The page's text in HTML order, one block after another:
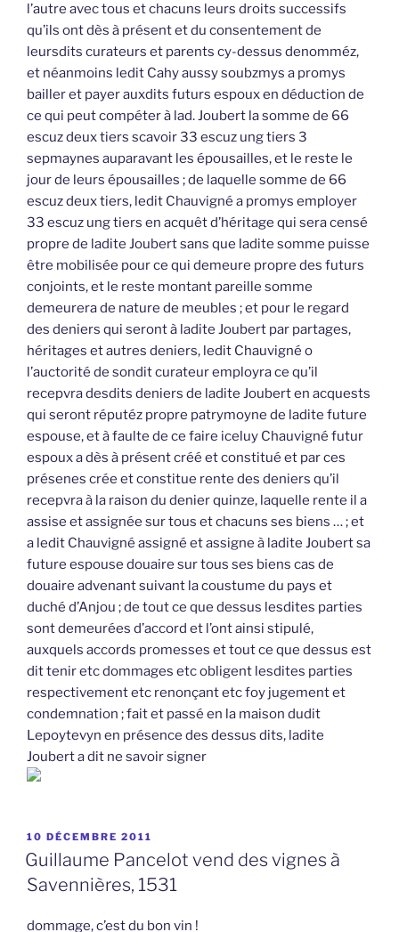
l’autre avec tous et chacuns leurs droits successifs
qu’ils ont dès à présent et du consentement de
leursdits curateurs et parents cy-dessus denomméz,
et néanmoins ledit Cahy aussy soubzmys a promys
bailler et payer auxdits futurs espoux en déduction de
ce qui peut compéter à lad. Joubert la somme de 66
escuz deux tiers scavoir 33 escuz ung tiers 3
sepmaynes auparavant les épousailles, et le reste le
jour de leurs épousailles ; de laquelle somme de 66
escuz deux tiers, ledit Chauvigné a promys employer
33 escuz ung tiers en acquêt d’héritage qui sera censé
propre de ladite Joubert sans que ladite somme puisse
être mobilisée pour ce qui demeure propre des futurs
conjoints, et le reste montant pareille somme
demeurera de nature de meubles ; et pour le regard
des deniers qui seront à ladite Joubert par partages,
héritages et autres deniers, ledit Chauvigné o
l’auctorité de sondit curateur employra ce qu’il
recepvra desdits deniers de ladite Joubert en acquests
qui seront réputéz propre patrymoyne de ladite future
espouse, et à faulte de ce faire iceluy Chauvigné futur
espoux a dès à présent créé et constitué et par ces
présenes crée et constitue rente des deniers qu’il
recepvra à la raison du denier quinze, laquelle rente il a
assise et assignée sur tous et chacuns ses biens … ; et
a ledit Chauvigné assigné et assigne à ladite Joubert sa
future espouse douaire sur tous ses biens cas de
douaire advenant suivant la coustume du pays et
duché d’Anjou ; de tout ce que dessus lesdites parties
sont demeurées d’accord et l’ont ainsi stipulé,
auxquels accords promesses et tout ce que dessus est
dit tenir etc dommages etc obligent lesdites parties
respectivement etc renonçant etc foy jugement et
condemnation ; fait et passé en la maison dudit
Lepoytevyn en présence des dessus dits, ladite
Joubert a dit ne savoir signer
PUBLIÉ
LE
10 DÉCEMBRE 2011
Guillaume Pancelot vend des vignes à
Savennières, 1531
dommage, c’est du bon vin !